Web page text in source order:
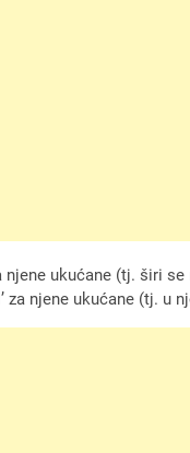
njene ukućane (tj. širi
za njene ukućane (tj. u